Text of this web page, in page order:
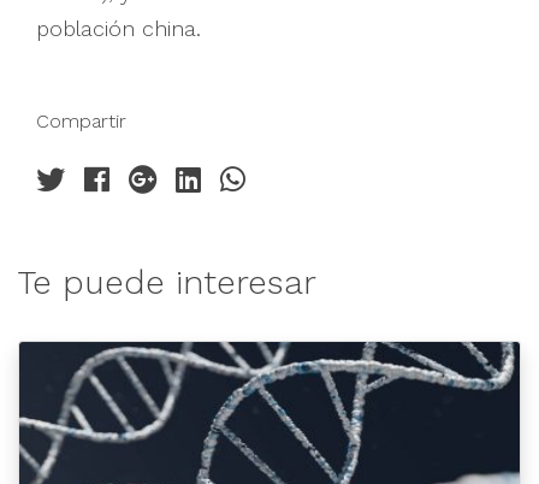
población china.
Compartir
Te puede interesar